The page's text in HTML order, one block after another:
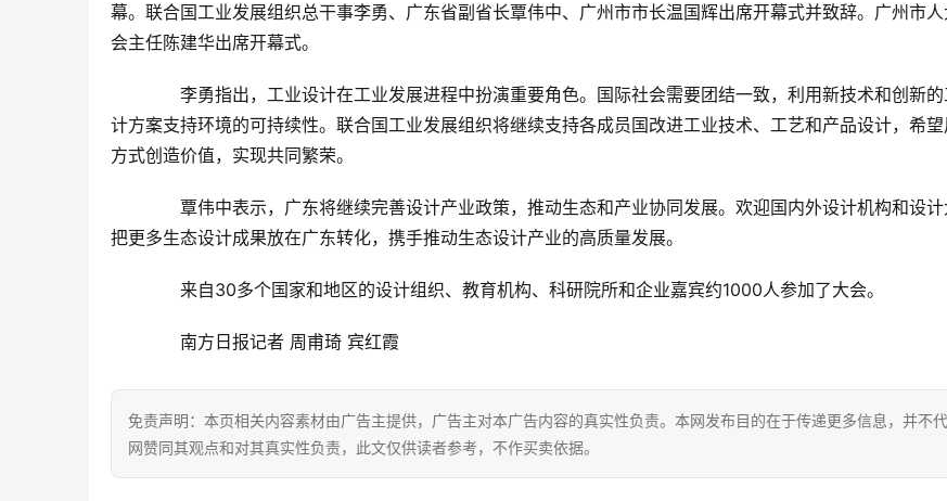
幕。联合国工业发展组织总干事李勇、广东省副省长覃伟中、广州市市长温国辉出席开幕式并致辞。广州市
会主任陈建华出席开幕式。
李勇指出，工业设计在工业发展进程中扮演重要角色。国际社会需要团结一致，利用新技术和创新的
计方案支持环境的可持续性。联合国工业发展组织将继续支持各成员国改进工业技术、工艺和产品设计，希
方式创造价值，实现共同繁荣。
覃伟中表示，广东将继续完善设计产业政策，推动生态和产业协同发展。欢迎国内外设计机构和设计
把更多生态设计成果放在广东转化，携手推动生态设计产业的高质量发展。
来自30多个国家和地区的设计组织、教育机构、科研院所和企业嘉宾约1000人参加了大会。
南方日报记者 周甫琦 宾红霞
免责声明：本页相关内容素材由广告主提供，广告主对本广告内容的真实性负责。本网发布目的在于传递更多信息，并不
网赞同其观点和对其真实性负责，此文仅供读者参考，不作买卖依据。